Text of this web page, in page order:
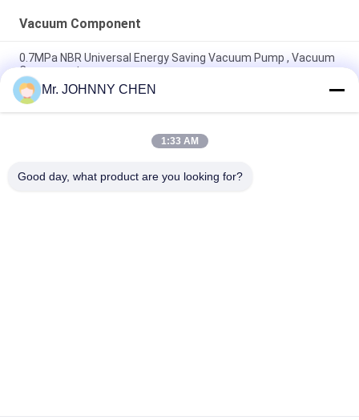
Vacuum Component
0.7MPa NBR Universal Energy Saving Vacuum Pump , Vacuum
Component
Vacuum Component 220L/M Miniature Vacuum Pump
Maximum 7bar Air Supply Pressure
8mm - 125mm PU / Silicon VASB Vacuum Pad Vacuum
Mr. JOHNNY CHEN
1:33 AM
Good day, what product are you looking for?